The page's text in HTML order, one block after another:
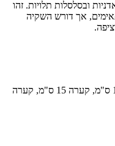
ובסלסלות תלויות. זהו
אך דורש השקיה
כוסית 6 ס"מ, עציץ 12 ס"מ, קערה 14 ס"מ, קערה 15 ס"מ, קערה